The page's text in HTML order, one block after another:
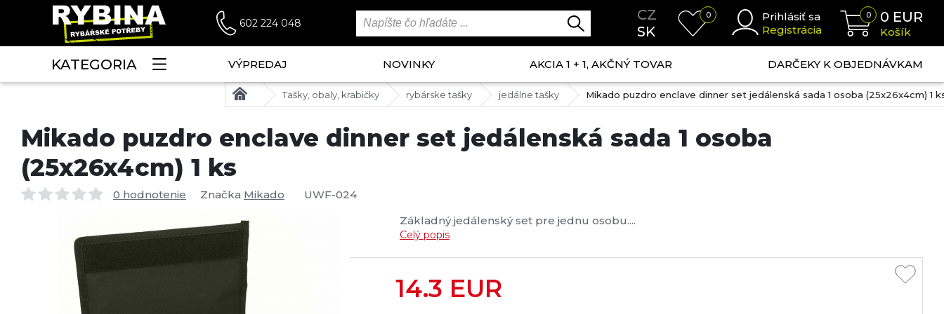
602 224 048
CZ
SK
0
Prihlásiť sa
Registrácia
0 0 EUR
Košík
KATEGORIA VÝPREDAJ NOVINKY AKCIA 1 + 1, AKČNÝ TOVAR DARČEKY K OBJEDNÁVKAM
Tašky, obaly, krabičky rybárske tašky jedálne tašky Mikado puzdro enclave dinner set jedálenská sada 1 osoba (25x26x4cm) 1
Mikado puzdro enclave dinner set jedálenská sada 1 osoba
(25x26x4cm) 1 ks
0 hodnotenie Značka Mikado
UWF-024
Základný jedálenský set pre jednu osobu....
Celý popis
14.3 EUR